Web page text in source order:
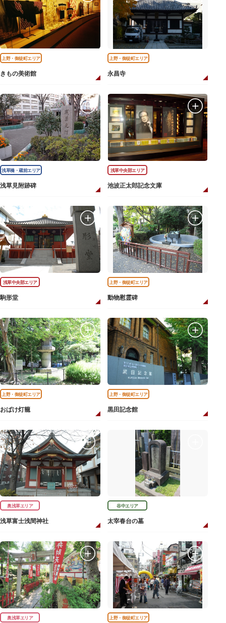
上野・御徒町エリア
きもの美術館
上野・御徒町エリア
永昌寺
浅草橋・蔵前エリア
浅草見附跡碑
浅草中央部エリア
池波正太郎記念文庫
浅草中央部エリア
駒形堂
上野・御徒町エリア
動物慰霊碑
上野・御徒町エリア
おばけ灯籠
上野・御徒町エリア
黒田記念館
奥浅草エリア
浅草富士浅間神社
谷中エリア
太宰春台の墓
奥浅草エリア 上野・御徒町エリア